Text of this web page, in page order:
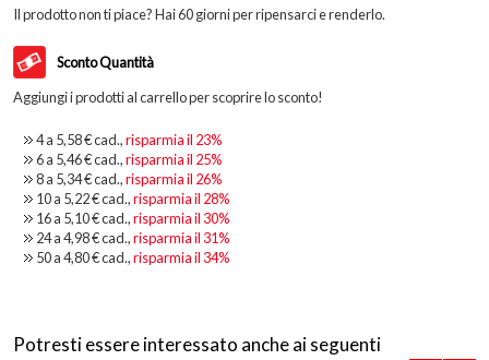
Il prodotto non ti piace? Hai 60 giorni per ripensarci e renderlo.
Sconto Quantità
Aggiungi i prodotti al carrello per scoprire lo sconto!
4 a 5,58 €cad.,risparmia il 23%
6 a 5,46 €cad.,risparmia il 25%
8 a 5,34 €cad.,risparmia il 26%
10 a 5,22 €cad.,risparmia il 28%
16 a 5,10 €cad.,risparmia il 30%
24 a4,98 €cad.,risparmia il 31%
50 a4,80 €cad.,risparmia il 34%
Potresti essere interessato anche ai seguenti